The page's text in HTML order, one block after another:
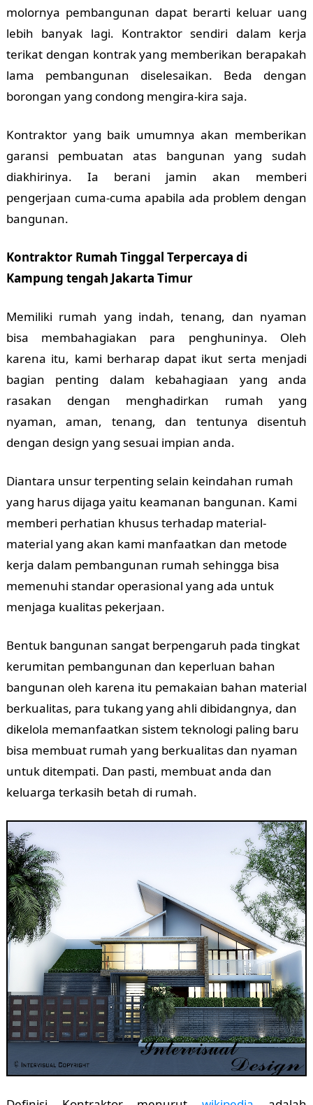
molornya pembangunan dapat berarti keluar uang
lebih banyak lagi. Kontraktor sendiri dalam kerja
terikat dengan kontrak yang memberikan berapakah
lama pembangunan diselesaikan. Beda dengan
borongan yang condong mengira-kira saja.
Kontraktor yang baik umumnya akan memberikan
garansi pembuatan atas bangunan yang sudah
diakhirinya. Ia berani jamin akan memberi
pengerjaan cuma-cuma apabila ada problem dengan
bangunan.
Kontraktor Rumah Tinggal Terpercaya di
Kampung tengah Jakarta Timur
Memiliki rumah yang indah, tenang, dan nyaman
bisa membahagiakan para penghuninya. Oleh
karena itu, kami berharap dapat ikut serta menjadi
bagian penting dalam kebahagiaan yang anda
rasakan dengan menghadirkan rumah yang
nyaman, aman, tenang, dan tentunya disentuh
dengan design yang sesuai impian anda.
Diantara unsur terpenting selain keindahan rumah
yang harus dijaga yaitu keamanan bangunan. Kami
memberi perhatian khusus terhadap material-
material yang akan kami manfaatkan dan metode
kerja dalam pembangunan rumah sehingga bisa
memenuhi standar operasional yang ada untuk
menjaga kualitas pekerjaan.
Bentuk bangunan sangat berpengaruh pada tingkat
kerumitan pembangunan dan keperluan bahan
bangunan oleh karena itu pemakaian bahan material
berkualitas, para tukang yang ahli dibidangnya, dan
dikelola memanfaatkan sistem teknologi paling baru
bisa membuat rumah yang berkualitas dan nyaman
untuk ditempati. Dan pasti, membuat anda dan
keluarga terkasih betah di rumah.